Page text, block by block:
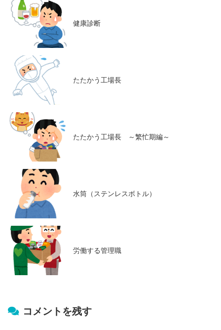
健康診断
たたかう工場長
たたかう工場長 ～繁忙期編～
水筒（ステンレスボトル）
労働する管理職
コメントを残す